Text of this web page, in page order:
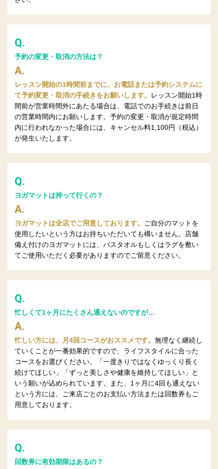
Q.
予約の変更・取消の方法は？
A.
レッスン開始の1時間前までに、お電話または予約システムに
て予約変更・取消の手続きをお願いします。
レッスン開始1時
間前が営業時間外にあたる場合は、電話でのお手続きは前日
の営業時間内にお願いします。予約の変更・取消が規定時間
内に行われなかった場合には、キャンセル料1,100円（税込）
が発生いたします。
Q.
ヨガマットは持って行くの？
A.
ヨガマットは全店でご用意しております。
ご自分のマットを
使用したいという方はお持ちいただいても構いません。店舗
備え付けのヨガマットには、バスタオルもしくはラグを敷い
てご使用いただく必要がありますのでご留意ください。
Q.
忙しくて1ヶ月にたくさん通えないのですが…
A.
忙しい方には、月4回コースがおススメです。 無理なく継続し
ていくことが一番効果的ですので、ライフスタイルに合った
コースをお選びください。「一度きりではなくゆっくり長く
続けてほしい」「ずっと美しさや健康を維持してほしい」と
いう願いが込められています。また、1ヶ月に4回も通えない
という方には、ご来店ごとのお支払い方法または回数券もご
用意しております。
Q.
回数券に有効期限はあるの？